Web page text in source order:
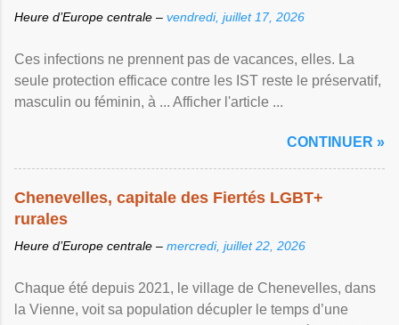
Heure d’Europe centrale – vendredi, juillet 17, 2026
Ces infections ne prennent pas de vacances, elles. La
seule protection efficace contre les IST reste le préservatif,
masculin ou féminin, à ... Afficher l'article ...
CONTINUER »
Chenevelles, capitale des Fiertés LGBT+
rurales
Heure d’Europe centrale – mercredi, juillet 22, 2026
Chaque été depuis 2021, le village de Chenevelles, dans
la Vienne, voit sa population décupler le temps d’une